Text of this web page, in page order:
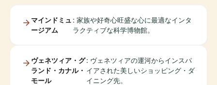
マインドミュ
ージアム
: 家族や好奇心旺盛な心に最適なインタ
ラクティブな科学博物館。
ヴェネツィア・グ
ランド・カナル・
モール
: ヴェネツィアの運河からインスパ
イアされた美しいショッピング・ダ
イニング先。